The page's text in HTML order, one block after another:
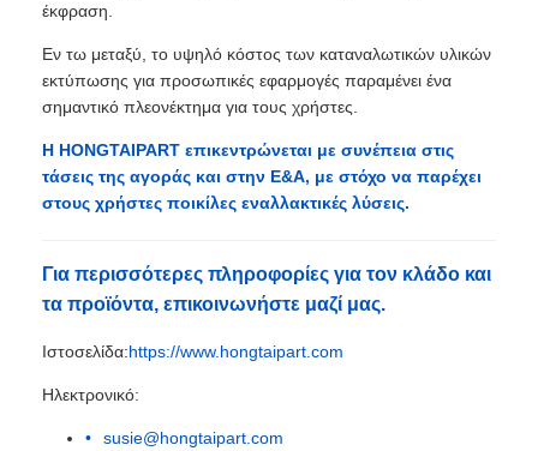
έκφραση.
Εν τω μεταξύ, το υψηλό κόστος των καταναλωτικών υλικών
εκτύπωσης για προσωπικές εφαρμογές παραμένει ένα
σημαντικό πλεονέκτημα για τους χρήστες.
Η HONGTAIPART επικεντρώνεται με συνέπεια στις
τάσεις της αγοράς και στην Ε&Α, με στόχο να παρέχει
στους χρήστες ποικίλες εναλλακτικές λύσεις.
Για περισσότερες πληροφορίες για τον κλάδο και
τα προϊόντα, επικοινωνήστε μαζί μας.
Ιστοσελίδα:https://www.hongtaipart.com
Ηλεκτρονικό:
susie@hongtaipart.com